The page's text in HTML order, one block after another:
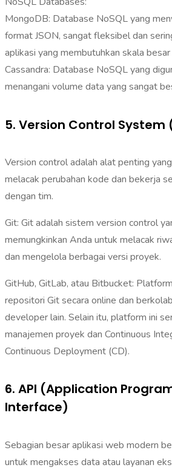
MongoDB: Database NoSQL yang
format JSON, sangat fleksibel dan
aplikasi yang membutuhkan skala
Cassandra: Database NoSQL yang
menangani volume data yang sangat
5. Version Control System
Version control adalah alat penting
melacak perubahan kode dan bekerja
dengan tim.
Git: Git adalah sistem version control
memungkinkan Anda untuk melacak
dan mengelola berbagai versi proyek.
GitHub, GitLab, atau Bitbucket:
repositori Git secara online dan
developer lain. Selain itu, platform ini
manajemen proyek dan Continuous
Continuous Deployment (CD).
6. API (Application
Interface)
Sebagian besar aplikasi web modern
untuk mengakses data atau layanan